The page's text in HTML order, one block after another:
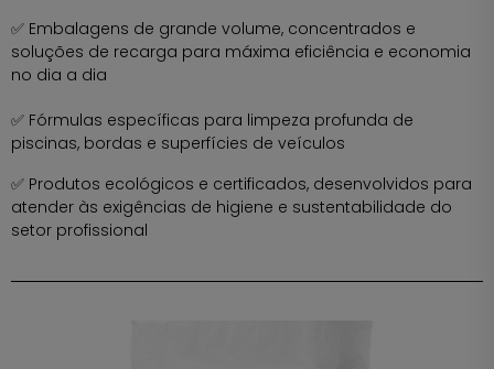
✅ Embalagens de grande volume, concentrados e
soluções de recarga para máxima eficiência e economia
no dia a dia
✅ Fórmulas específicas para limpeza profunda de
piscinas, bordas e superfícies de veículos
✅ Produtos ecológicos e certificados, desenvolvidos para
atender às exigências de higiene e sustentabilidade do
setor profissional